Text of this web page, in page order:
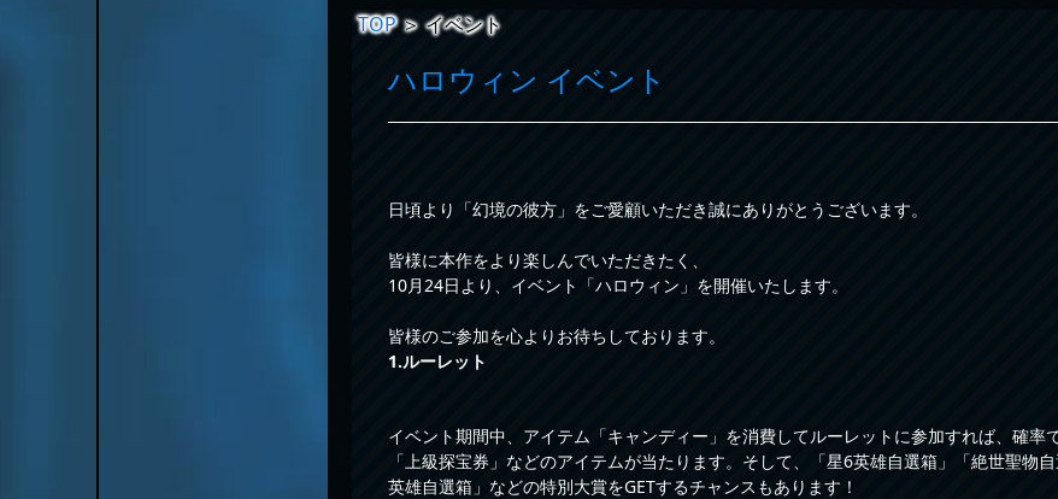
TOP＞イベント
ハロウィン イベント
日頃より「幻境の彼方」をご愛顧いただき誠にありがとうございます。
皆様に本作をより楽しんでいただきたく、
10月24日より、イベント「ハロウィン」を開催いたします。
皆様のご参加を心よりお待ちしております。
1.ルーレット
イベント期間中、アイテム「キャンディー」を消費してルーレットに参加すれば、確率
「上級探宝券」などのアイテムが当たります。そして、「星6英雄自選箱」「絶世聖物
英雄自選箱」などの特別大賞をGETするチャンスもあります！